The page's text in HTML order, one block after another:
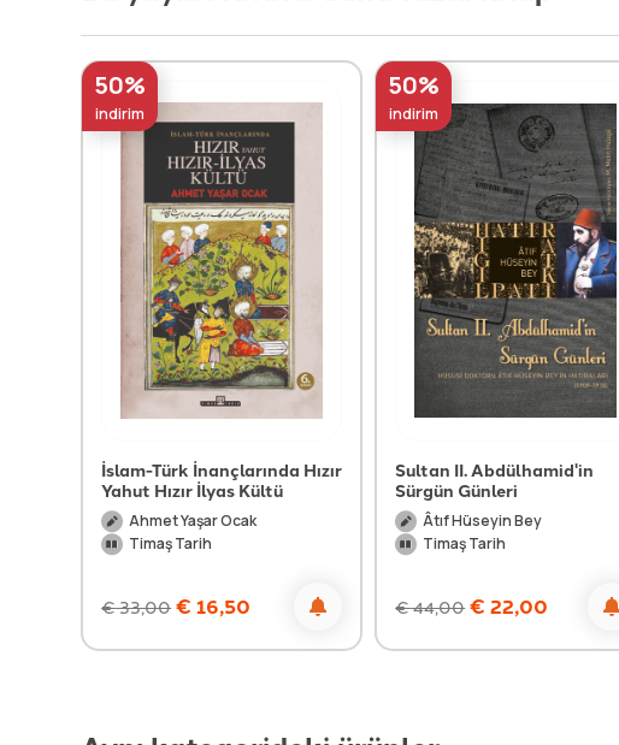
50%
indirim
İslam-Türk İnançlarında Hızır
Yahut Hızır İlyas Kültü
Ahmet Yaşar Ocak
Timaş Tarih
€33,00 € 16,50
50%
indirim
Sultan II. Abdülhamid'in
Sürgün Günleri
Âtıf Hüseyin Bey
Timaş Tarih
€44,00 € 22,00